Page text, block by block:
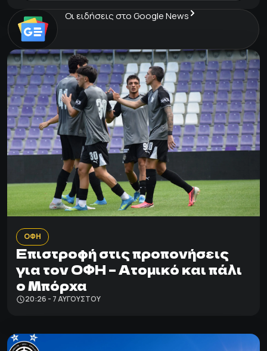
Οι ειδήσεις στο Google News
ΟΦΗ
Επιστροφή στις προπονήσεις
για τον ΟΦΗ – Ατομικό και πάλι
ο Μπόρχα
20:26 - 7 ΑΥΓΟΎΣΤΟΥ